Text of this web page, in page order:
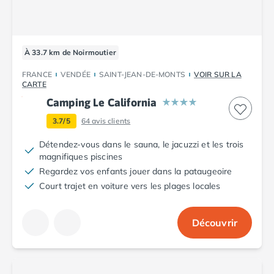
Camping en bord de lac
Par destination
Camping 4 étoiles Les Landes
Camping 5 étoiles Bretagne
Camping 5 étoiles Vendée
Camping avec parc aquatique Ardèche
Camping avec parc aquatique Bretagne
Camping avec parc aquatique Dordogne
Camping avec parc aquatique Espagne
Camping avec parc aquatique Les Landes
Camping en bord de mer Bretagne
À 33.7 km de Noirmoutier
FRANCE VENDÉE SAINT-JEAN-DE-MONTS
VOIR SUR LA
CARTE
Camping Le California
3.7/5 64avis clients
Détendez-vous dans le sauna, le jacuzzi et les trois
magnifiques piscines
Regardez vos enfants jouer dans la pataugeoire
Court trajet en voiture vers les plages locales
Découvrir